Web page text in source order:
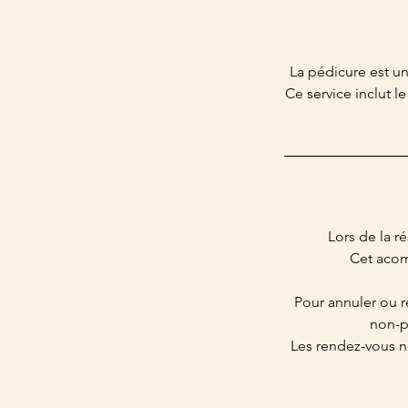
La pédicure est
Ce service inclut
Lors de la
Cet
Pour annuler ou
non-
Les rendez-vous